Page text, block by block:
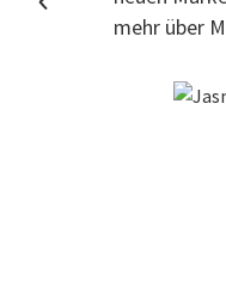
mehr über